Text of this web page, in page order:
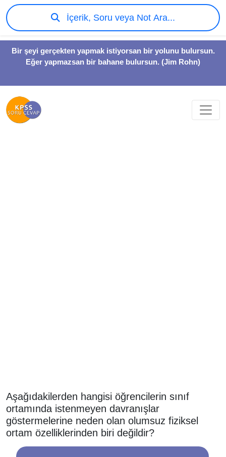
Bir şeyi gerçekten yapmak istiyorsan bir yolunu bulursun.
Eğer yapmazsan bir bahane bulursun. (Jim Rohn)
İçerik, Soru veya Not Ara...
Aşağıdakilerden hangisi öğrencilerin sınıf
ortamında istenmeyen davranışlar
göstermelerine neden olan olumsuz fiziksel
ortam özelliklerinden biri değildir?